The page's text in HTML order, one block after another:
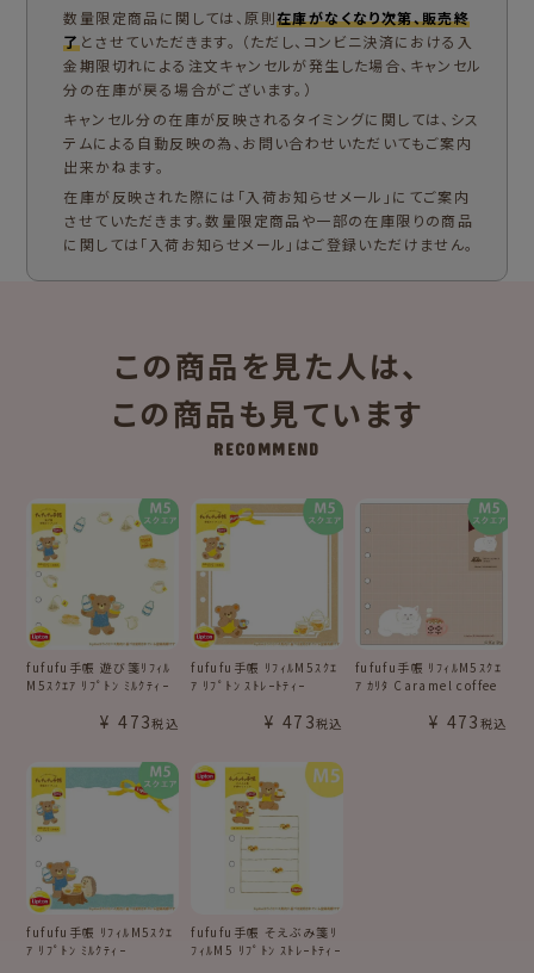
数量限定商品に関しては、原則在庫がなくなり次第、販売終
了とさせていただきます。 （ただし、コンビニ決済における入
金期限切れによる注文キャンセルが発生した場合、キャンセル
分の在庫が戻る場合がございます。）
キャンセル分の在庫が反映されるタイミングに関しては、シス
テムによる自動反映の為、お問い合わせいただいてもご案内
出来かねます。
在庫が反映された際には「入荷お知らせメール」にてご案内
させていただきます。数量限定商品や一部の在庫限りの商品
に関しては「入荷お知らせメール」はご登録いただけません。
この商品を見た人は、
この商品も見ています
RECOMMEND
fufufu手帳 遊び箋ﾘﾌｨﾙ
M5ｽｸｴｱ ﾘﾌﾟﾄﾝ ﾐﾙｸﾃｨｰ
¥ 473税込
fufufu手帳 ﾘﾌｨﾙM5ｽｸｴ
ｱ ﾘﾌﾟﾄﾝ ｽﾄﾚｰﾄﾃｨｰ
¥ 473税込
fufufu手帳 ﾘﾌｨﾙM5ｽｸｴ
ｱ ｶﾘﾀ Caramel coffee
¥ 473 税込
fufufu手帳 ﾘﾌｨﾙM5ｽｸｴ
ｱ ﾘﾌﾟﾄﾝ ﾐﾙｸﾃｨｰ
fufufu手帳 そえぶみ箋ﾘ
ﾌｨﾙM5 ﾘﾌﾟﾄﾝ ｽﾄﾚｰﾄﾃｨｰ